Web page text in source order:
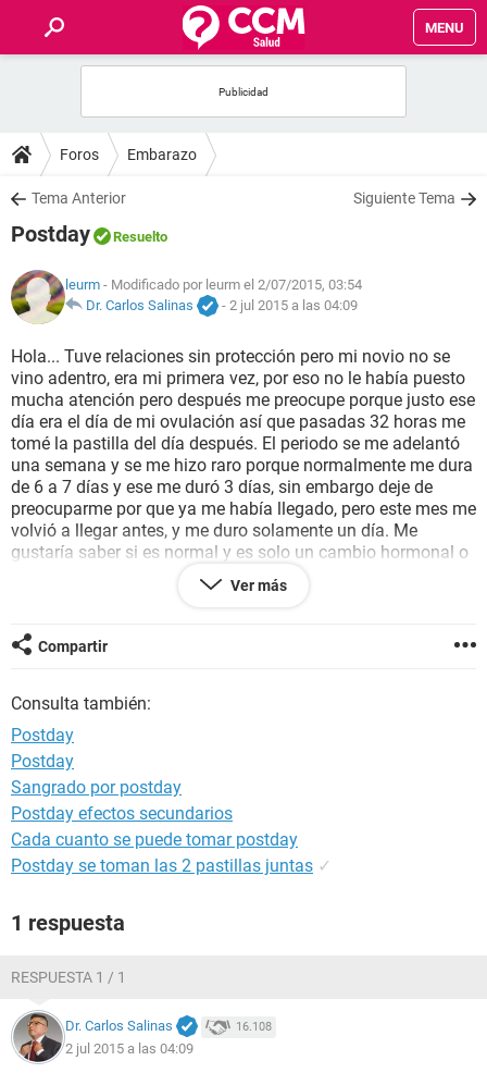
MENU
FOROS
SALUD
NUTRICIÓN
BIENESTAR
SEXUALIDAD
GLOSARIO
Foros Embarazo
Tema Anterior Siguiente Tema
Postday Resuelto
leurm - Modificado por leurm el 2/07/2015, 03:54
Dr. Carlos Salinas
- 2 jul 2015 a las 04:09
Hola... Tuve relaciones sin protección pero mi novio no se
vino adentro, era mi primera vez, por eso no le había puesto
mucha atención pero después me preocupe porque justo ese
día era el día de mi ovulación así que pasadas 32 horas me
tomé la pastilla del día después. El periodo se me adelantó
una semana y se me hizo raro porque normalmente me dura
de 6 a 7 días y ese me duró 3 días, sin embargo deje de
preocuparme por que ya me había llegado, pero este mes me
volvió a llegar antes, y me duro solamente un día. Me
gustaría saber si es normal y es solo un cambio hormonal o
si debería preocuparme por algo más.
Muchas gracias por la atención!!
Ver más
Compartir
Consulta también:
Postday
Postday
Sangrado por postday
Postday efectos secundarios
Cada cuanto se puede tomar postday
Postday se toman las 2 pastillas juntas ✓
1 respuesta
RESPUESTA 1 / 1
Dr. Carlos Salinas 16.108
2 jul 2015 a las 04:09